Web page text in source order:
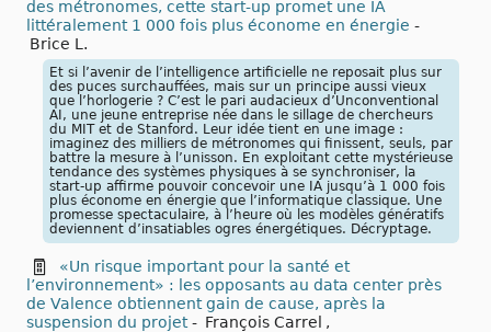
des métronomes, cette start-up promet une IA
littéralement 1 000 fois plus économe en énergie -
Brice L.
Et si l’avenir de l’intelligence artificielle ne reposait plus sur
des puces surchauffées, mais sur un principe aussi vieux
que l’horlogerie ? C’est le pari audacieux d’Unconventional
AI, une jeune entreprise née dans le sillage de chercheurs
du MIT et de Stanford. Leur idée tient en une image :
imaginez des milliers de métronomes qui finissent, seuls, par
battre la mesure à l’unisson. En exploitant cette mystérieuse
tendance des systèmes physiques à se synchroniser, la
start-up affirme pouvoir concevoir une IA jusqu’à 1 000 fois
plus économe en énergie que l’informatique classique. Une
promesse spectaculaire, à l’heure où les modèles génératifs
deviennent d’insatiables ogres énergétiques. Décryptage.
«Un risque important pour la santé et
l’environnement» : les opposants au data center près
de Valence obtiennent gain de cause, après la
suspension du projet- François Carrel ,